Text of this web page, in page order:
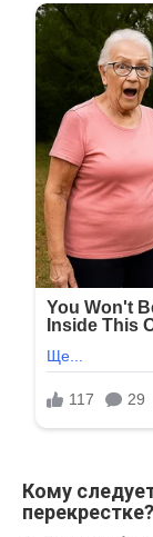
Кому
перекрестке?